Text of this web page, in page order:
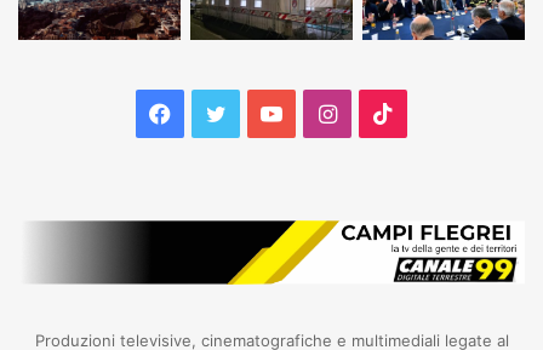
Facebook
TwitterYouTubeInstagram
Produzioni televisive, cinematografiche e multimediali legate al